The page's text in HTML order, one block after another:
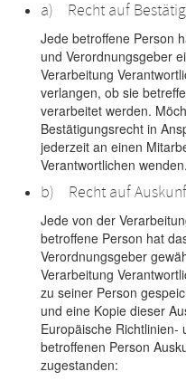
a) Recht auf
Jede betroffene Person
und Verordnungsgeber
Verarbeitung
verlangen, ob sie
verarbeitet werden.
Bestätigungsrecht in
jederzeit an einen
Verantwortlichen wenden.
b) Recht auf
Jede von der
betroffene Person hat
Verordnungsgeber
Verarbeitung
zu seiner Person
und eine Kopie dieser
Europäische
betroffenen Person
zugestanden: